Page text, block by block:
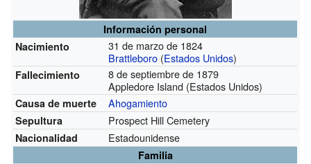
Información personal
Nacimiento
31 de marzo de 1824
Brattleboro (Estados Unidos)
Fallecimiento
8 de septiembre de 1879
Appledore Island (Estados Unidos)
Causa de muerte Ahogamiento
Sepultura Prospect Hill Cemetery
Nacionalidad Estadounidense
Familia